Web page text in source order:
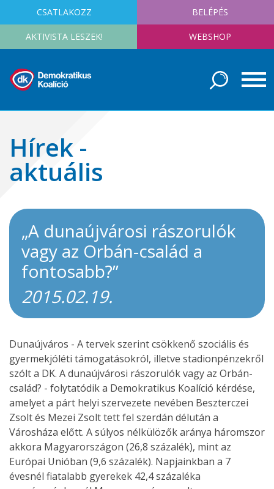
CSATLAKOZZ BELÉPÉS
AKTIVISTA LESZEK! WEBSHOP
Hírek -
aktuális
„A dunaújvárosi rászorulók
vagy az Orbán-család a
fontosabb?”
2015.02.19.
Dunaújváros - A tervek szerint csökkenő szociális és
gyermekjóléti támogatásokról, illetve stadionpénzekről
szólt a DK. A dunaújvárosi rászorulók vagy az Orbán-
család? - folytatódik a Demokratikus Koalíció kérdése,
amelyet a párt helyi szervezete nevében Beszterczei
Zsolt és Mezei Zsolt tett fel szerdán délután a
Városháza előtt. A súlyos nélkülözők aránya háromszor
akkora Magyarországon (26,8 százalék), mint az
Európai Unióban (9,6 százalék). Napjainkban a 7
évesnél fiatalabb gyerekek 42,4 százaléka